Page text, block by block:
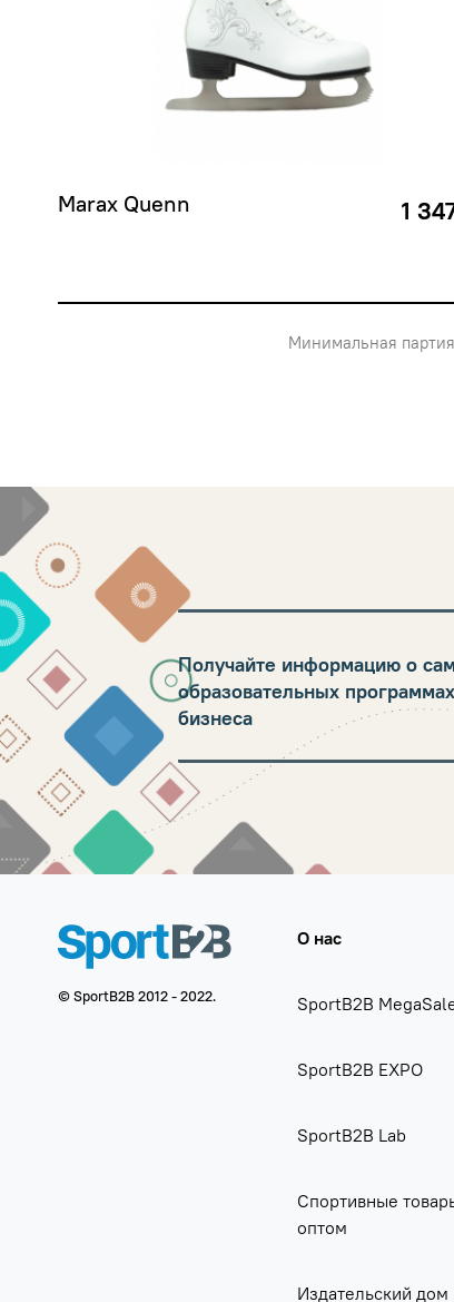
Marax Quenn 1
Минимальная
Получайте информацию о
образовательных
бизнеса
© SportB2B 2012 - 2022.
О нас
SportB2B
SportB2B EXPO
SportB2B Lab
Спортивные
оптом
Издательский дом